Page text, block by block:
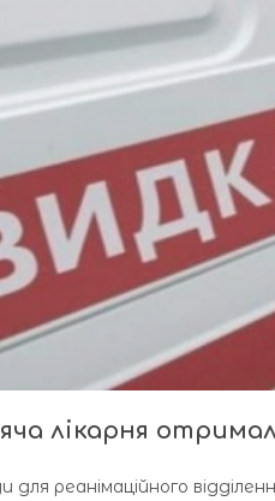
лікарня
реанімаційного відділення